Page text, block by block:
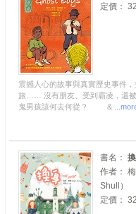
定價：
震撼人心的故事與真實歷史事件
旅…… 沒有朋友、受到霸凌，還
鬼男孩該何去何從？ &
書名：
作者：
Shull）
定價：